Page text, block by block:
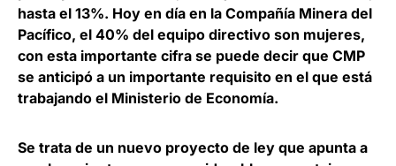
hasta el 13%. Hoy en día en la Compañía Minera del
Pacífico, el 40% del equipo directivo son mujeres,
con esta importante cifra se puede decir que CMP
se anticipó a un importante requisito en el que está
trabajando el Ministerio de Economía.
Se trata de un nuevo proyecto de ley que apunta a